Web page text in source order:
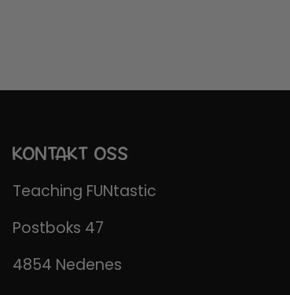
KONTAKT OSS
Teaching FUNtastic
Postboks 47
4854 Nedenes